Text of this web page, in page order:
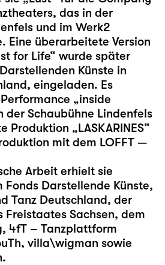
das in der
und im Werk2
Eine überarbeitete Version
for Life“ wurde später
Künste in
eingeladen. Es
„inside
der Schaubühne Lindenfels
Produktion „LASKARINES“
mit dem LOFFT —
Arbeit erhielt sie
Fonds Darstellende Künste,
Tanz Deutschland, der
Freistaates Sachsen, dem
4fT – Tanzplattform
villa\wigman sowie